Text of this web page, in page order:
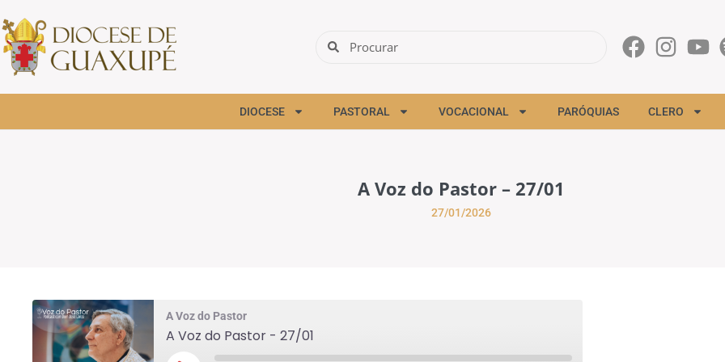
DIOCESE PASTORAL VOCACIONAL PARÓQUIAS CLERO
A Voz do Pastor – 27/01
27/01/2026
A Voz do Pastor
A Voz do Pastor - 27/01